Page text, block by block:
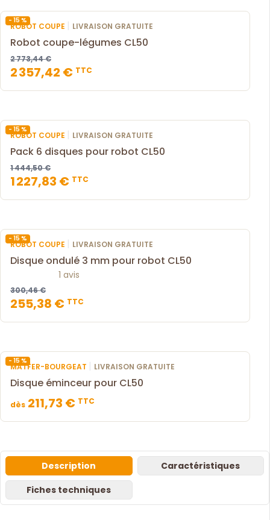
- 15 %
ROBOT COUPE | LIVRAISON GRATUITE
Robot coupe-légumes CL50
2 773,44 €
2 357,42 € TTC
- 15 %
ROBOT COUPE | LIVRAISON GRATUITE
Pack 6 disques pour robot CL50
1 444,50 €
1 227,83 € TTC
- 15 %
ROBOT COUPE | LIVRAISON GRATUITE
Disque ondulé 3 mm pour robot CL50
1 avis
300,46 €
255,38 € TTC
- 15 %
MATFER-BOURGEAT | LIVRAISON GRATUITE
Disque éminceur pour CL50
dès 211,73 € TTC
Description
Caractéristiques
Fiches techniques